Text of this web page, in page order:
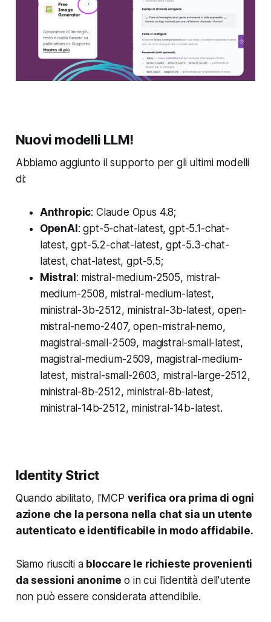
Nuovi modelli LLM!
Abbiamo aggiunto il supporto per gli ultimi modelli
di:
Anthropic: Claude Opus 4.8;
OpenAI : gpt-5-chat-latest, gpt-5.1-chat-
latest, gpt-5.2-chat-latest, gpt-5.3-chat-
latest, chat-latest, gpt-5.5;
Mistral : mistral-medium-2505, mistral-
medium-2508, mistral-medium-latest,
ministral-3b-2512, ministral-3b-latest, open-
mistral-nemo-2407, open-mistral-nemo,
magistral-small-2509, magistral-small-latest,
magistral-medium-2509, magistral-medium-
latest, mistral-small-2603, mistral-large-2512,
ministral-8b-2512, ministral-8b-latest,
ministral-14b-2512, ministral-14b-latest.
Identity Strict
Quando abilitato, l'MCP verifica ora prima di ogni
azione che la persona nella chat sia un utente
autenticato e identificabile in modo affidabile.
Siamo riusciti abloccare le richieste provenienti
da sessioni anonime o in cui l'identità dell'utente
non può essere considerata attendibile.